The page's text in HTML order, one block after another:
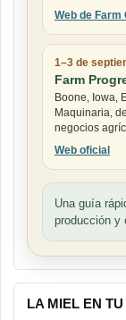
Web de Farm
1–3 de
Farm
Boone, Iowa,
Maquinaria,
negocios
Web oficial
Una guía
producción y
LA MIEL EN